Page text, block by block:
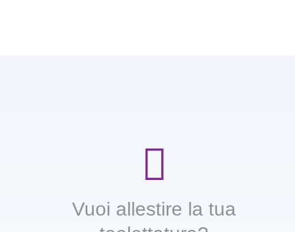
Vuoi allestire la tua